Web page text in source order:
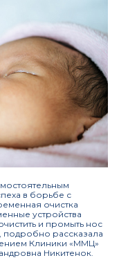
в борьбе с
очистка
устройства
и промыть нос
подробно рассказала
Клиники «ММЦ»
Никитенок.